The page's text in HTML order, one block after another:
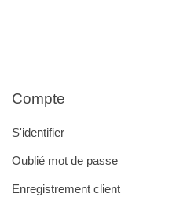
Compte
S'identifier
Oublié mot de passe
Enregistrement client